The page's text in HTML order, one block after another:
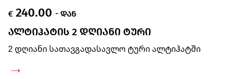
€ 240.00 - ᲓᲐᲜ
ᲐᲚᲢᲘᲰᲐᲢᲘᲡ 2 ᲓᲦᲘᲐᲜᲘ ᲢᲣᲠᲘ
2 დღიანი სათავგადასავლო ტური ალტიჰატში
→